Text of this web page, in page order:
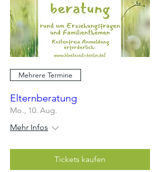
Mehrere Termine
Elternberatung
Mo., 10. Aug.
Mehr Infos
Tickets kaufen